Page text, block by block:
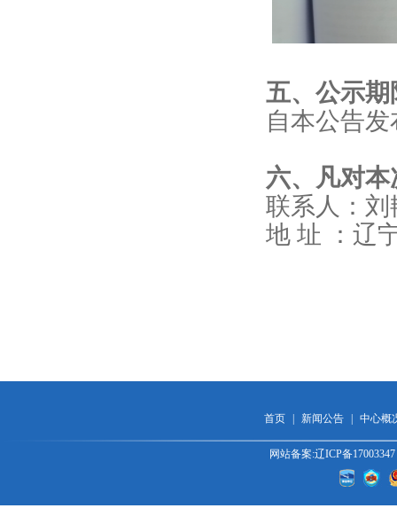
五、公示期
自本公告
六、凡对
联系人：
地 址 ：辽
首页 新闻公告 中心概
网站备案:辽ICP备